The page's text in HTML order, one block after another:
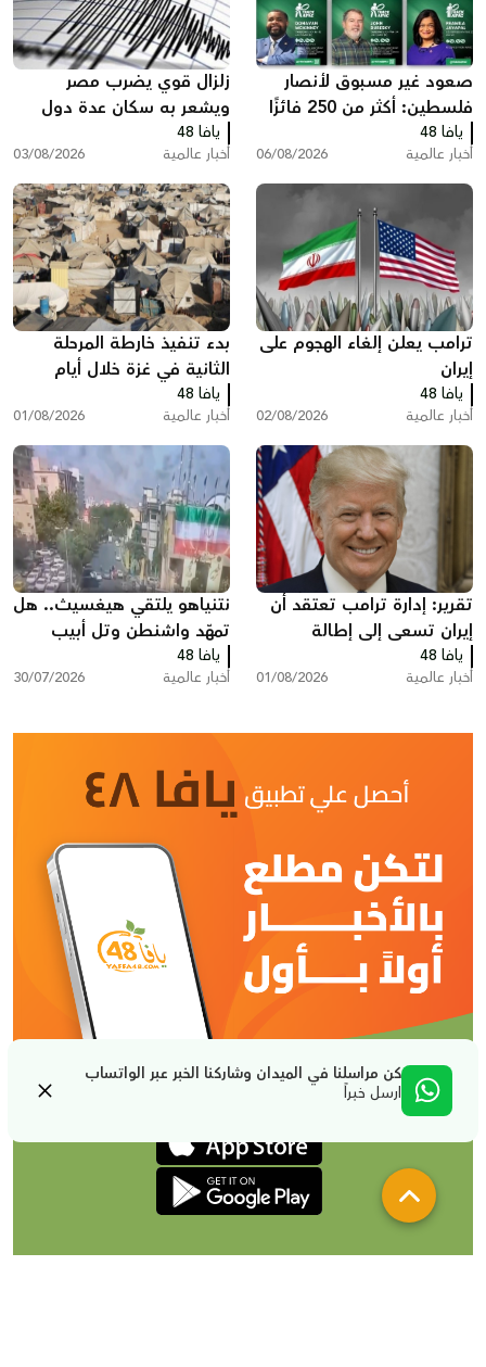
كن مراسلنا في الميدان وشاركنا الخبر عبر الواتساب
ارسل خبراً
صعود غير مسبوق لأنصار
فلسطين: أكثر من 250 فائزًا
بينهم 35 في الكونغرس
يافا 48
أخبار عالمية 06/08/2026
زلزال قوي يضرب مصر
ويشعر به سكان عدة دول
يافا 48
أخبار عالمية 03/08/2026
ترامب يعلن إلغاء الهجوم على
إيران
يافا 48
أخبار عالمية 02/08/2026
بدء تنفيذ خارطة المرحلة
الثانية في غزة خلال أيام
يافا 48
أخبار عالمية 01/08/2026
تقرير: إدارة ترامب تعتقد أن
إيران تسعى إلى إطالة
المفاوضات ودول خليجية
تدعو إلى تصعيد أمريكي
يافا 48
أخبار عالمية 01/08/2026
نتنياهو يلتقي هيغسيث.. هل
تمهّد واشنطن وتل أبيب
لضربة جديدة ضد إيران؟
يافا 48
أخبار عالمية 30/07/2026